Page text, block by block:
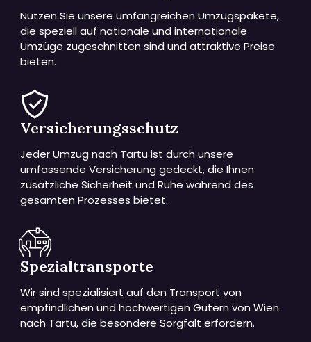
Nutzen Sie unsere umfangreichen Umzugspakete,
die speziell auf nationale und internationale
Umzüge zugeschnitten sind und attraktive Preise
bieten.
Versicherungsschutz
Jeder Umzug nach Tartu ist durch unsere
umfassende Versicherung gedeckt, die Ihnen
zusätzliche Sicherheit und Ruhe während des
gesamten Prozesses bietet.
Spezialtransporte
Wir sind spezialisiert auf den Transport von
empfindlichen und hochwertigen Gütern von Wien
nach Tartu, die besondere Sorgfalt erfordern.